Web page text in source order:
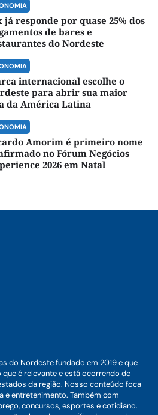
já responde por quase 25% dos
de bares e
do Nordeste
internacional escolhe o
para abrir sua maior
da América Latina
Amorim é primeiro nome
no Fórum Negócios
2026 em Natal
do Nordeste fundado em 2019 e que
é relevante e está ocorrendo de
da região. Nosso conteúdo foca
e entretenimento. Também com
concursos, esportes e cotidiano.